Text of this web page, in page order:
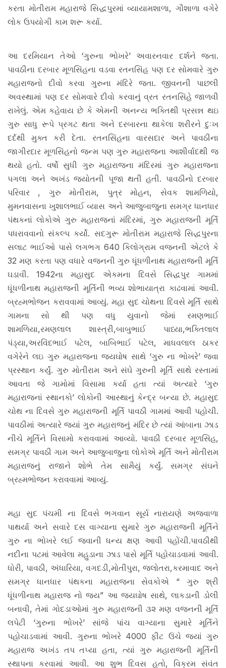
કરતા મોતીરામ મહારાજે સિદ્ધપુરમાં વ્યાયામશાળા, ગૌશાળા વગેરે
લોક ઉપયોગી કામ શરૂ કર્યા.
આ દરમિયાન તેઓ ‘ગુરુના ભોખરે’ અવારનવાર દર્શને જતા.
પાવઠીના દરબાર મૂળસિંહના વડવા રતનસિંહ પણ દર સોમવારે ગુરુ
મહારાજનો દીવો કરવા ગુરુના મંદિરે જતા. જીવનની પાછલી
અવસ્થામાં પણ દર સોમવારે દીવો કરવાનું વ્રત રતનસિંહે જાળવી
રાખેલું. એમ કહેવાય છે કે એમની અનન્ય ભક્તિથી પ્રસન્ન થઇ
ગુરુ સાધુ રૂપે પ્રગટ થતા અને દરબારના થાકેલા શરીરને દુઃખ
દર્દથી મુક્ત કરી દેતા. રતનસિંહના વારસદાર અને પાવઠીના
જાગીરદાર મૂળસિંહનો જન્મ પણ ગુરુ મહારાજના આશીર્વાદથી જ
થયો હતો. વર્ષો સુધી ગુરુ મહારાજના મંદિરમાં ગુરુ મહારાજના
પગલા અને અખંડ જ્યોતની પૂજા થતી હતી. પાવઠીનો દરબાર
પરિવાર , ગુરુ મોતીરામ, પુત્ર મોહન, સેવક શામળિયો,
મુમનવાસના ખુશાલભાઈ વ્યાસ અને આજુબાજુના સમગ્ર ધાનધાર
પંથકનાં લોકોએ ગુરુ મહારાજનાં મંદિરમાં, ગુરુ મહારાજની મૂર્તિ
પધરાવવાનો સંકલ્પ કર્યો. સદગુરૂ મોતીરામ મહારાજે સિદ્ધપુરના
સલાટ ભાઈઓ પાસે લગભગ 640 કિલોગ્રામ વજનની એટલે કે
32 મણ કરતા પણ વધારે વજનની ગુરુ ધૂંધળીનાથ મહારાજની મૂર્તિ
ઘડાવી. 1942ના મહાસુદ એકમના દિવસે સિદ્ધપુર ગામમાં
ધૂંધળીનાથ મહારાજની મૂર્તિની ભવ્ય શોભાયાત્રા કાઢવામાં આવી.
બ્રહ્મભોજન કરાવવામાં આવ્યું. મહા સુદ ચોથના દિવસે મૂર્તિ સાથે
ગામના સો થી પણ વધુ યુવાનો જેમાં રમણભાઈ
શામળિયા,રમણલાલ શાસ્ત્રી,બાબુભાઈ પાધ્યા,ભક્તિલાલ
પંડ્યા,અરવિંદભાઈ પટેલ, બાબિભાઈ પટેલ, માધવલાલ ઠાકર
વગેરેને લઇ ગુરુ મહારાજના જયઘોષ સાથે ‘ગુરુ ના ભોખરે’ જવા
પ્રસ્થાન કર્યું. ગુરુ મોતીરામ અને સંઘે ગુરુની મૂર્તિ સાથે રસ્તામાં
આવતા જે ગામોમાં વિસામા કર્યા હતા ત્યાં અત્યારે ‘ગુરુ
મહારાજનાં સ્થાનકો’ લોકોની આસ્થાનું કેન્દ્ર બન્યા છે. મહાસુદ
ચોથ ના દિવસે ગુરુ મહારાજની મૂર્તિ પાવઠી ગામમાં આવી પહોચી.
પાવઠીમાં અત્યારે જ્યાં ગુરુ મહારાજનું મંદિર છે ત્યાં આંબાના ઝાડ
નીચે મૂર્તિને વિસામો કરાવવામાં આવ્યો. પાવઠી દરબાર મૂળસિંહ,
સમગ્ર પાવઠી ગામ અને આજુબાજુના લોકોએ મૂર્તિ અને મોતીરામ
મહારાજનું રાજાને શોભે તેમ સામૈયું કર્યું. સમગ્ર સંઘને
બ્રહ્મભોજન કરાવવામાં આવ્યું.
મહા સુદ પંચમી ના દિવસે ભગવાન સૂર્ય નારાયણે અજવાળા
પાથર્યા અને સવારે દસ વાગ્યાના સુમારે ગુરુ મહારાજની મૂર્તિને
ગુરુ ના ભોખરે લઈ જવાની ધન્ય ક્ષણ આવી પહોંચી.પાવઠીથી
નદીના પટમાં આવેલા મહુડાના ઝાડ પાસે મૂર્તિ પહોચાડવામાં આવી.
ધોરી, પાવઠી, અંધારિયા, વગદડી,મોતીપુરા, જલોતરા,કરમાવાદ અને
સમગ્ર ધાનધાર પંથકના મહારાજના સેવકોએ “ ગુરુ શ્રી
ધૂંધળીનાથ મહારાજ નો જય” આ જયઘોષ સાથે, લાકડાની ડોલી
બનાવી, તેમાં ગોદડાઓમાં ગુરુ મહારાજની ૩૨ મણ વજનની મૂર્તિ
લપેટી ‘ગુરુના ભોખરે’ સાંજે પાંચ વાગ્યાના સુમારે મૂર્તિને
પહોચાડવામાં આવી. ગુરુના ભોખરે 4000 ફીટ ઉંચે જ્યાં ગુરુ
મહારાજ અખંડ તપ તપ્યા હતા, ત્યાં ગુરુ મહારાજની મૂર્તિની
સ્થાપના કરવામાં આવી. આ શુભ દિવસ હતો, વિક્રમ સંવંત